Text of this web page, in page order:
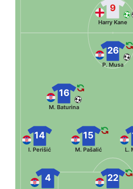
9
Harry Kane
4 22
14
I. Perišić
15
M. Pašalić L.
16
M. Baturina
26
P. Musa